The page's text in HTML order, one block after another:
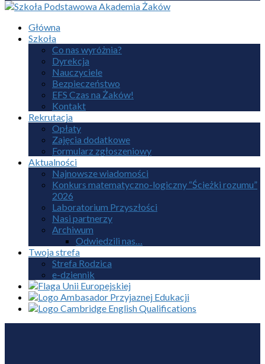
Główna
Szkoła
Co nas wyróżnia?
Dyrekcja
Nauczyciele
Bezpieczeństwo
EFS Czas na Żaków!
Kontakt
Rekrutacja
Opłaty
Zajęcia dodatkowe
Formularz zgłoszeniowy
Aktualności
Najnowsze wiadomości
Konkurs matematyczno-logiczny “Ścieżki rozumu”
2026
Laboratorium Przyszłości
Nasi partnerzy
Archiwum
Odwiedzili nas…
Twoja strefa
Strefa Rodzica
e-dziennik